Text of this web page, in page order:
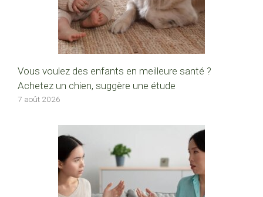
Vous voulez des enfants en meilleure santé ?
Achetez un chien, suggère une étude
7 août 2026